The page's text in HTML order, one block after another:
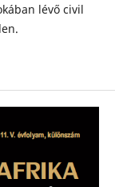
lévő civil